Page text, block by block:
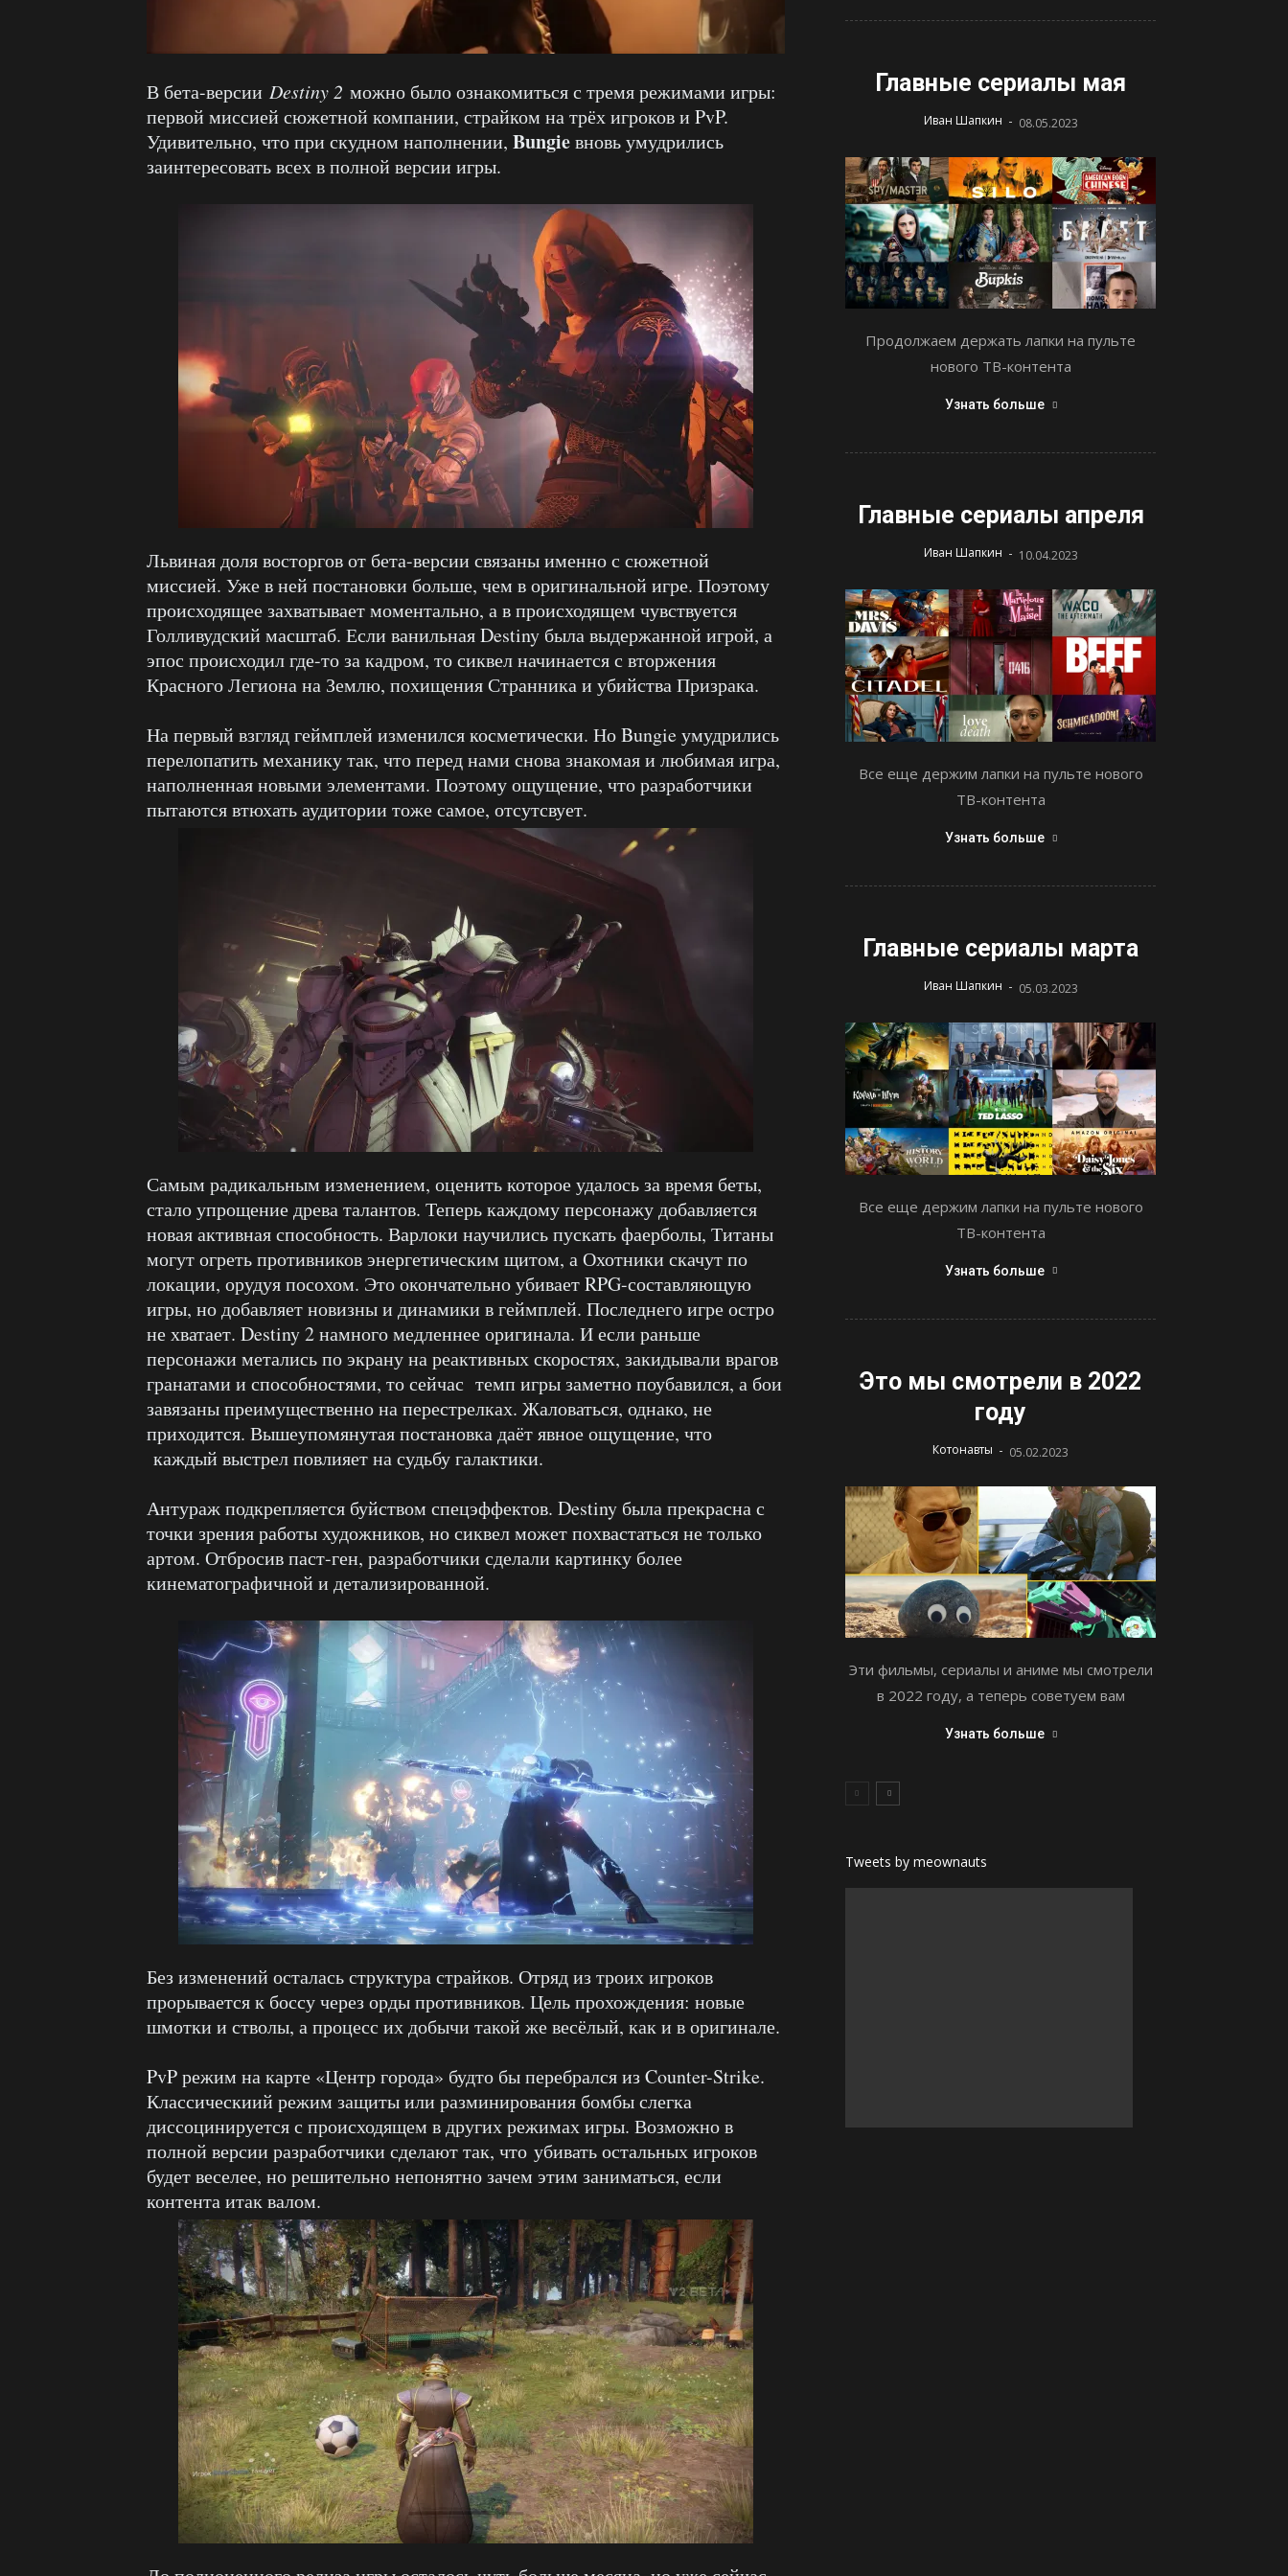
В бета-версии Destiny 2 можно было ознакомиться с тремя режимами игры:
первой миссией сюжетной компании, страйком на трёх игроков и PvP.
Удивительно, что при скудном наполнении, Bungieвновь умудрились
заинтересовать всех в полной версии игры.
Львиная доля восторгов от бета-версии связаны именно с сюжетной
миссией. Уже в ней постановки больше, чем в оригинальной игре. Поэтому
происходящее захватывает моментально, а в происходящем чувствуется
Голливудский масштаб. Если ванильная Destiny была выдержанной игрой, а
эпос происходил где-то за кадром, то сиквел начинается с вторжения
Красного Легиона на Землю, похищения Странника и убийства Призрака.
На первый взгляд геймплей изменился косметически. Но Bungie умудрились
перелопатить механику так, что перед нами снова знакомая и любимая игра,
наполненная новыми элементами. Поэтому ощущение, что разработчики
пытаются втюхать аудитории тоже самое, отсутсвует.
Самым радикальным изменением, оценить которое удалось за время беты,
стало упрощение древа талантов. Теперь каждому персонажу добавляется
новая активная способность. Варлоки научились пускать фаерболы, Титаны
могут огреть противников энергетическим щитом, а Охотники скачут по
локации, орудуя посохом. Это окончательно убивает RPG-составляющую
игры, но добавляет новизны и динамики в геймплей. Последнего игре остро
не хватает. Destiny 2 намного медленнее оригинала. И если раньше
персонажи метались по экрану на реактивных скоростях, закидывали врагов
гранатами и способностями, то сейчас темп игры заметно поубавился, а бои
завязаны преимущественно на перестрелках. Жаловаться, однако, не
приходится. Вышеупомянутая постановка даёт явное ощущение, что
каждый выстрел повлияет на судьбу галактики.
Антураж подкрепляется буйством спецэффектов. Destiny была прекрасна с
точки зрения работы художников, но сиквел может похвастаться не только
артом. Отбросив паст-ген, разработчики сделали картинку более
кинематографичной и детализированной.
Без изменений осталась структура страйков. Отряд из троих игроков
прорывается к боссу через орды противников. Цель прохождения: новые
шмотки и стволы, а процесс их добычи такой же весёлый, как и в оригинале.
PvP режим на карте «Центр города» будто бы перебрался из Counter-Strike.
Классическиий режим защиты или разминирования бомбы слегка
диссоцинируется с происходящем в других режимах игры. Возможно в
полной версии разработчики сделают так, что убивать остальных игроков
будет веселее, но решительно непонятно зачем этим заниматься, если
контента итак валом.
Главные сериалы мая
Иван Шапкин - 08.05.2023
Продолжаем держать лапки на пульте
нового ТВ-контента
Узнать больше
Главные сериалы апреля
Иван Шапкин - 10.04.2023
Все еще держим лапки на пульте нового
ТВ-контента
Узнать больше
Главные сериалы марта
Иван Шапкин - 05.03.2023
Все еще держим лапки на пульте нового
ТВ-контента
Узнать больше
Это мы смотрели в 2022
году
Котонавты - 05.02.2023
Эти фильмы, сериалы и аниме мы смотрели
в 2022 году, а теперь советуем вам
Узнать больше
Tweets by meownauts